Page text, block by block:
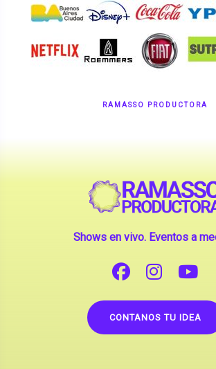
RAMASSO PRODUCTORA
Shows en vivo. Eventos a
CONTANOS TU IDEA